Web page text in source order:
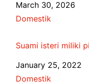
Date
March 30, 2026
In relation to
Domestik
Suami isteri miliki
Date
January 25, 2022
In relation to
Domestik